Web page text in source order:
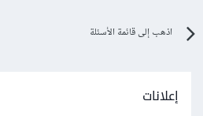
اذهب إلى قائمة الأسئلة
إعلانات